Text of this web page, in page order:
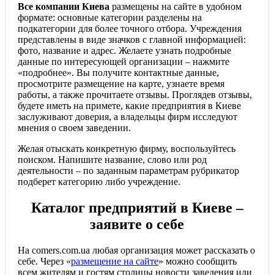
Все компании Киева размещены на сайте в удобном
формате: основные категории разделены на
подкатегории для более точного отбора. Учреждения
представлены в виде значков с главной информацией:
фото, название и адрес. Желаете узнать подробные
данные по интересующей организации – нажмите
«подробнее». Вы получите контактные данные,
просмотрите размещение на карте, узнаете время
работы, а также прочитаете отзывы. Проглядев отзывы,
будете иметь на примете, какие предприятия в Киеве
заслуживают доверия, а владельцы фирм исследуют
мнения о своем заведении.
Желая отыскать конкретную фирму, воспользуйтесь
поиском. Напишите название, слово или род
деятельности – по заданным параметрам рубрикатор
подберет категорию либо учреждение.
Каталог предприятий в Киеве –
заявите о себе
На comers.com.ua любая организация может рассказать о
себе. Через «размещение на сайте» можно сообщить
всем жителям и гостям столицы новости заведения или